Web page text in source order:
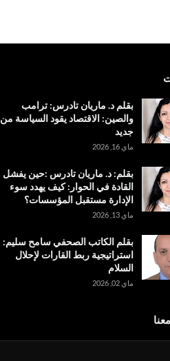
بقلم د. ماريان تادرس: ترامب
والصين: الاقتصاد يقود السياسة من
جديد
ماي 16, 2026
بقلم: د. ماريان تادرس :حين يفشل
القادة في الحوار: كيف يهدد سوء
الإدارة مستقبل المؤسسات؟
ماي 13, 2026
بقلم الكاتب الصحفي سامح سليم:
استراتيجية ربط القارات لإحلال
السلام
ماي 02, 2026